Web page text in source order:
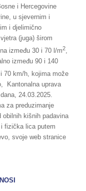
i Hercegovine
u sjevernim i
i djelimično
(juga) širom
između 30 i 70 l/m2,
između 90 i 140
70 km/h, kojima može
Kantonalna uprava
24.03.2025.
za preduzimanje
kišnih padavina
fizička lica putem
svoje web stranice